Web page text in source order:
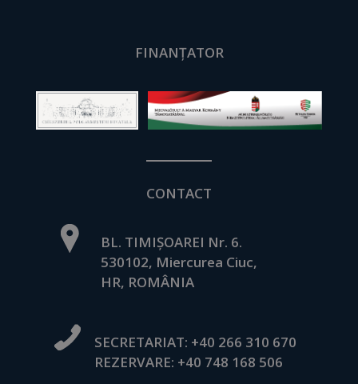
FINANȚATOR
CONTACT
BL. TIMIȘOAREI Nr. 6.
530102, Miercurea Ciuc,
HR, ROMÂNIA
SECRETARIAT: +40 266 310 670
REZERVARE: +40 748 168 506